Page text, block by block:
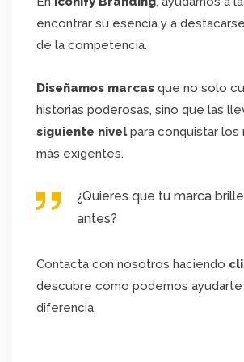
encontrar su esencia y a
de la competencia.
Diseñamos marcas que no solo
historias poderosas, sino que las
siguiente nivelpara conquistar los
más exigentes.
¿Quieres que tu marca
antes?
Contacta con nosotros haciendo
descubre cómo podemos ayudarte
diferencia.